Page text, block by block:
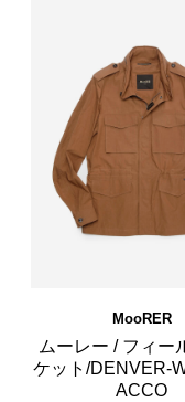
MooRER
ムーレー / フィー
ケット/DENVER-
ACCO